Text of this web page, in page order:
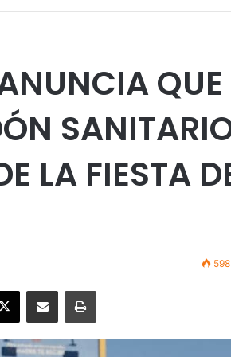
QUE
LA FIESTA
598
X Enviar vía email Imprimir